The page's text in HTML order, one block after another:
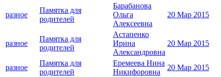
разное
Памятка для
родителей
Барабанова
Ольга
Алексеевна
20 Мар 2015
разное
Памятка для
родителей
Астапенко
Ирина
Александровна
20 Мар 2015
разное
Памятка для
родителей
Еремеева Нина
Никифоровна
20 Мар 2015